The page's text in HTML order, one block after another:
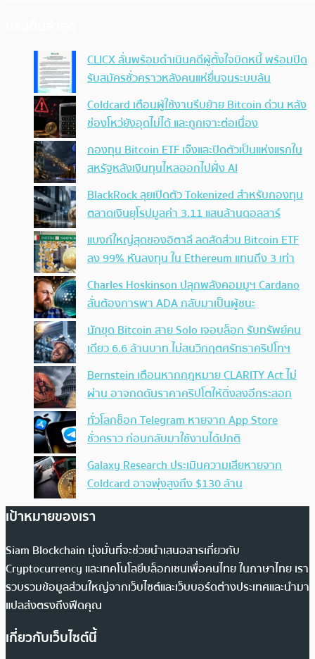
CLICX ลั่นพร้อมดำเนินคดีผู้ตั้งใจบิดหนี้ พร้อมปิด
รับสมัครชั่วคราวหลังคนแห่ยื่นจนระบบล้น
Coldcard เตือนผู้ใช้งานรีบย้าย Bitcoin ด่วน หลัง
ช่องโหว่ยังอุดไม่ได้ และถูกเจาะต่อเนื่อง
กองทุน Bitcoin ETF เจ๊งและปิดตัวเป็นแห่งแรกใน
สหรัฐหลังเงินทุนไหลออกไปฝั่ง AI
BlackRock ลุยเปิดตัว Tokenized สำหรับกองทุน
ตลาดเงินยุโรปมูลค่า 3.11 แสนล้านดอลลาร์
แบงก์ใหญ่สุดของอิตาลี ลดสัดส่วน Bitcoin ETF
ลง 99% หันลงทุน ใน Ethereum แทนถึง 3 เท่า
Charles Hoskinson ปลุกพลังคอมมูฯ Cardano
ลั่นต้องการพา ADA กลับมาเป็นผู้ชนะ
นักขุด Bitcoin สาย Solo เจอบล็อก รับทรัพย์คน
เดียว 6.6 ล้านบาท ไม่สนวิกฤตศรัทธาคริปโทฯ
Bernstein เตือนหากกฎหมาย CLARITY Act ไม่
ผ่าน อาจกดดันราคาคริปโตให้ดิ่งลงอีกระลอก
ทั่วโลกช็อก Telegram หายจาก App Store
ชั่วคราว ก่อนกลับมาใช้งานได้ปกติ
Galaxy Research ประเมินความเสียหายจาก
Coldcard อาจพุ่งสูงถึง $130 ล้าน
เป้าหมายของเรา
Siam Blockchain มุ่งมั่นที่จะช่วยนำเสนอสารเกี่ยวกับ
Cryptocurrency และเทคโนโลยีบล็อกเชนเพื่อคนไทย ในภาษาไทย เรา
รวบรวมข้อมูลส่วนใหญ่จากเว็บไซต์และเว็บบอร์ดต่างประเทศและนำมา
แปลส่งตรงถึงฟีดคุณ
เกี่ยวกับเว็บไซต์นี้